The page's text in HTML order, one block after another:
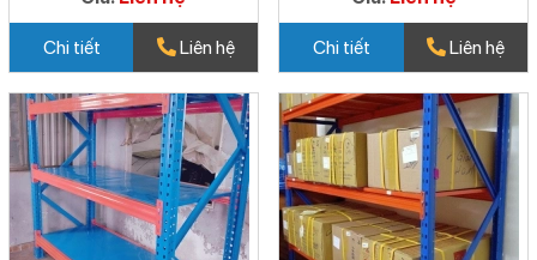
Chi tiết Liên hệ Chi tiết Liên hệ